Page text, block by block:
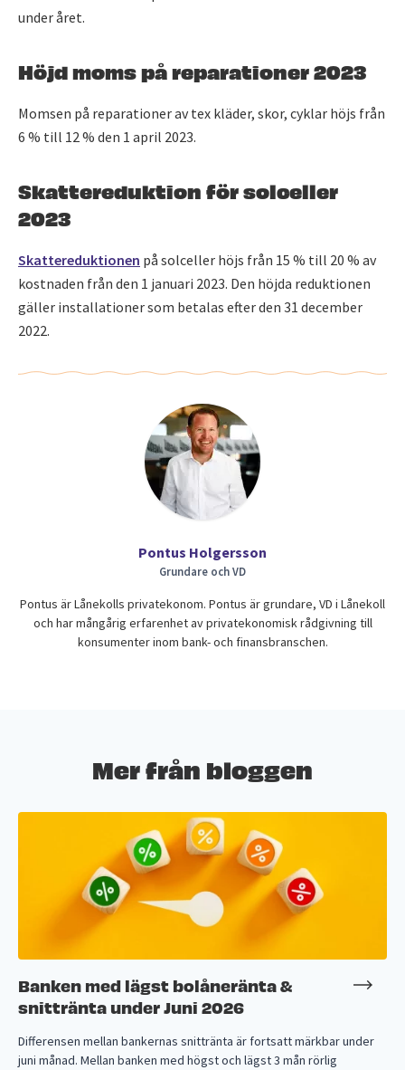
under året.
Höjd moms på reparationer 2023
Momsen på reparationer av tex kläder, skor, cyklar höjs från
6 % till 12 % den 1 april 2023.
Skattereduktion för solceller
2023
Skattereduktionen på solceller höjs från 15 % till 20 % av
kostnaden från den 1 januari 2023. Den höjda reduktionen
gäller installationer som betalas efter den 31 december
2022.
Pontus Holgersson
Grundare och VD
Pontus är Lånekolls privatekonom. Pontus är grundare, VD i Lånekoll
och har mångårig erfarenhet av privatekonomisk rådgivning till
konsumenter inom bank- och finansbranschen.
Mer från bloggen
Banken med lägst bolåneränta &
snittränta under Juni 2026
Differensen mellan bankernas snittränta är fortsatt märkbar under
juni månad. Mellan banken med högst och lägst 3 mån rörlig